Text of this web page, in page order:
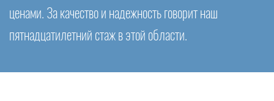
ценами. За качество и надежность говорит наш
пятнадцатилетний стаж в этой области.